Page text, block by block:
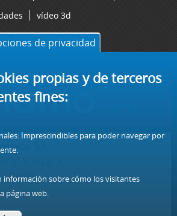
vídeo 3d
S.L.
nº 9, local 3
Rioja) -
de privacidad
propias y de terceros
fines:
Imprescindibles para poder navegar por
información sobre cómo los visitantes
página web.